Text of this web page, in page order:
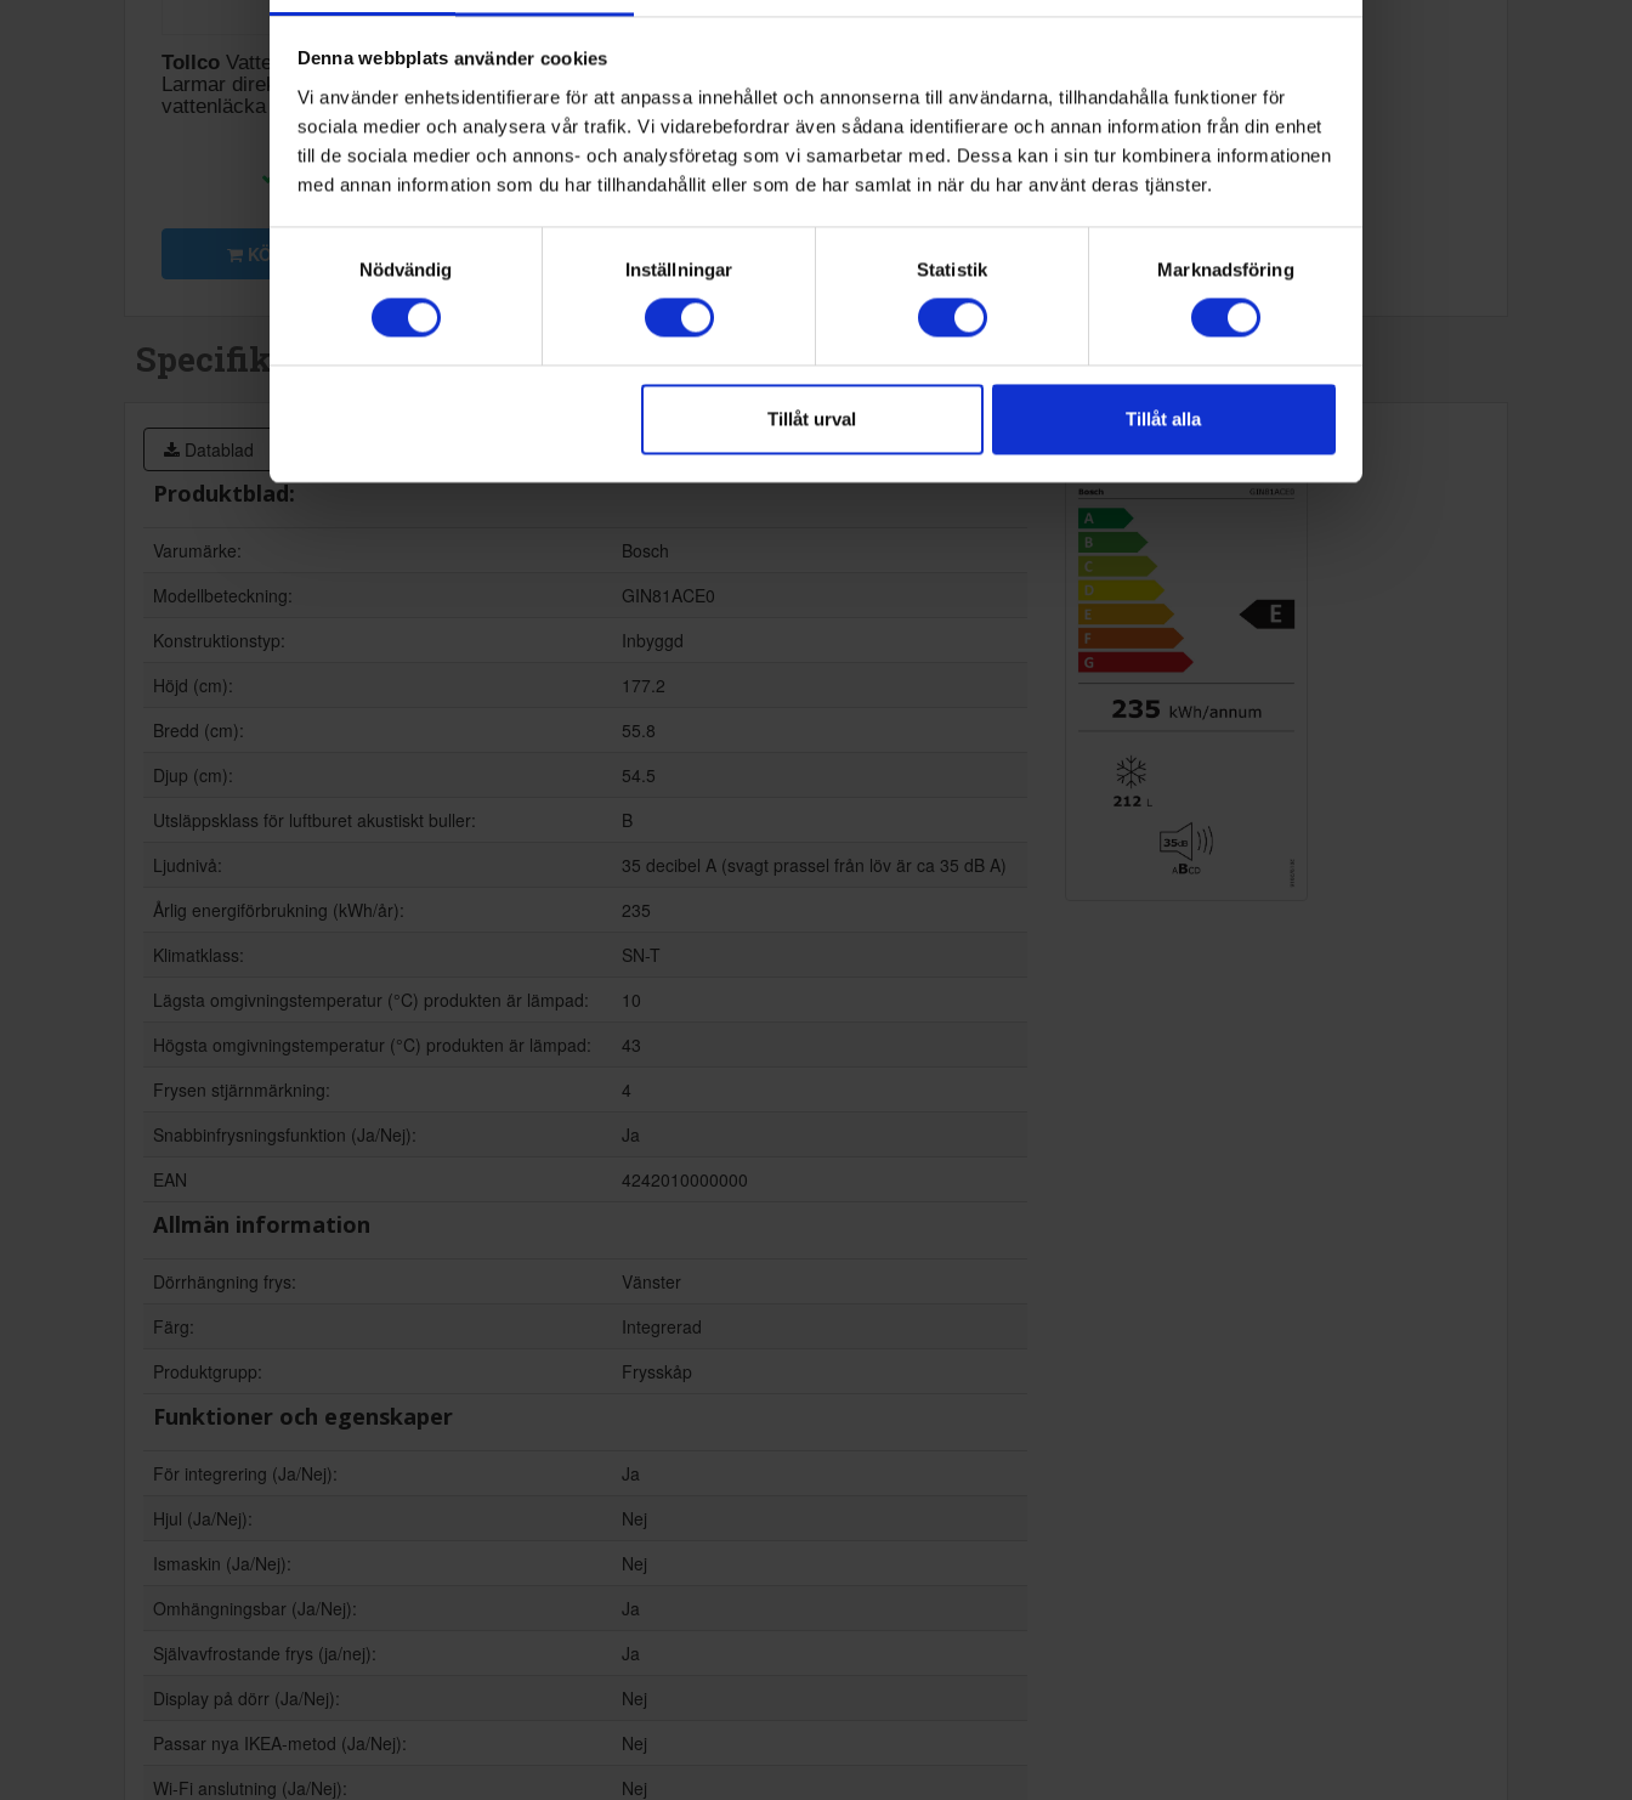
Denna webbplats använder cookies
Vi använder enhetsidentifierare för att anpassa innehållet och annonserna till användarna, tillhandahålla funktioner för
sociala medier och analysera vår trafik. Vi vidarebefordrar även sådana identifierare och annan information från din enhet
till de sociala medier och annons- och analysföretag som vi samarbetar med. Dessa kan i sin tur kombinera informationen
med annan information som du har tillhandahållit eller som de har samlat in när du har använt deras tjänster.
Nödvändig
Inställningar Statistik Marknadsföring
Tillåt urval Tillåt alla
Tollco Vattenlarm -
Larmar direkt vid
vattenläcka
695:-
I lager
KÖP
Tollco
Droppskyddsbricka
56cm
295:- 849:-
Specifikationer
Datablad
Produktblad:
Varumärke:
Bosch
Modellbeteckning:
GIN81ACE0
Konstruktionstyp:
Inbyggd
Höjd (cm):
177.2
Bredd (cm):
55.8
Djup (cm):
54.5
Utsläppsklass för luftburet akustiskt buller:
B
Ljudnivå:
35 decibel A (svagt prassel från löv är ca 35 dB A)
Årlig energiförbrukning (kWh/år):
235
Klimatklass:
SN-T
Lägsta omgivningstemperatur (°C) produkten är lämpad:
10
Högsta omgivningstemperatur (°C) produkten är lämpad:
43
Frysen stjärnmärkning:
4
Snabbinfrysningsfunktion (Ja/Nej):
Ja
EAN
4242010000000
Allmän information
Dörrhängning frys:
Vänster
Färg:
Integrerad
Produktgrupp:
Frysskåp
Funktioner och egenskaper
För integrering (Ja/Nej):
Ja
Hjul (Ja/Nej):
Nej
Ismaskin (Ja/Nej):
Nej
Omhängningsbar (Ja/Nej):
Ja
Självavfrostande frys (ja/nej):
Ja
Display på dörr (Ja/Nej):
Nej
Passar nya IKEA-metod (Ja/Nej):
Nej
Wi-Fi anslutning (Ja/Nej):
Nej